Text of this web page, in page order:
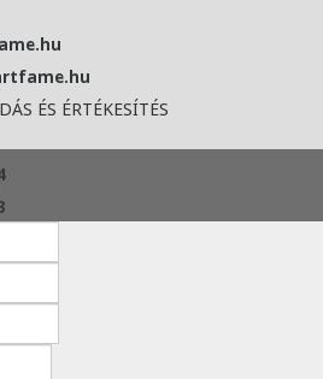
ÉS ÉRTÉKESÍTÉS